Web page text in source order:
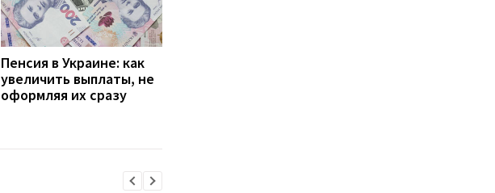
Пенсия в Украине: как
увеличить выплаты, не
оформляя их сразу